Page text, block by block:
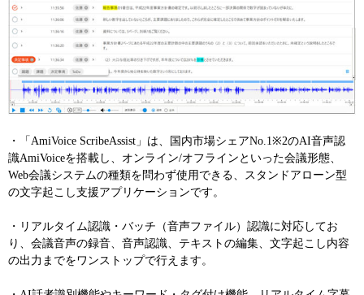
・「AmiVoice ScribeAssist」は、国内市場シェアNo.1※2のAI音声認
識AmiVoiceを搭載し、オンライン/オフラインといった会議形態、
Web会議システムの種類を問わず使用できる、スタンドアローン型
の文字起こし支援アプリケーションです。
・リアルタイム認識・バッチ（音声ファイル）認識に対応してお
り、会議音声の録音、音声認識、テキストの編集、文字起こし内容
の出力までをワンストップで行えます。